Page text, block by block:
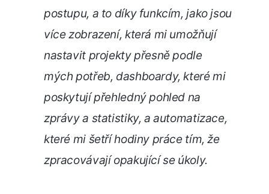
postupu, a to díky funkcím, jako jsou
více zobrazení, která mi umožňují
nastavit projekty přesně podle
mých potřeb, dashboardy, které mi
poskytují přehledný pohled na
zprávy a statistiky, a automatizace,
které mi šetří hodiny práce tím, že
zpracovávají opakující se úkoly.